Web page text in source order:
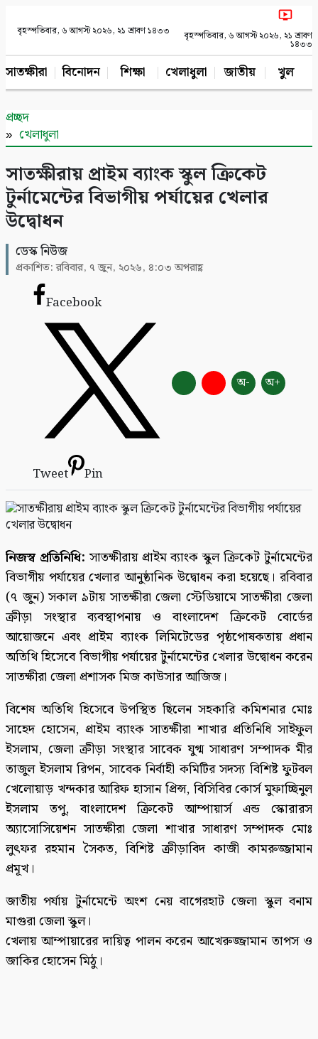
বৃহস্পতিবার, ৬ আগস্ট ২০২৬, ২১ শ্রাবণ ১৪৩৩ বৃহস্পতিবার, ৬ আগস্ট ২০২৬, ২১ শ্রাবণ
১৪৩৩
সাতক্ষীরা বিনোদন শিক্ষা খেলাধুলা জাতীয় খুলনা
প্রচ্ছদ
খেলাধুলা
সাতক্ষীরায় প্রাইম ব্যাংক স্কুল ক্রিকেট
টুর্নামেন্টের বিভাগীয় পর্যায়ের খেলার
উদ্বোধন
ডেস্ক নিউজ
প্রকাশিত: রবিবার, ৭ জুন, ২০২৬, ৪:০৩ অপরাহ্ণ
Facebook
Tweet Pin
অ- অ+
নিজস্ব প্রতিনিধি: সাতক্ষীরায় প্রাইম ব্যাংক স্কুল ক্রিকেট টুর্নামেন্টের
বিভাগীয় পর্যায়ের খেলার আনুষ্ঠানিক উদ্বোধন করা হয়েছে। রবিবার
(৭ জুন) সকাল ৯টায় সাতক্ষীরা জেলা স্টেডিয়ামে সাতক্ষীরা জেলা
ক্রীড়া সংস্থার ব্যবস্থাপনায় ও বাংলাদেশ ক্রিকেট বোর্ডের
আয়োজনে এবং প্রাইম ব্যাংক লিমিটেডের পৃষ্ঠপোষকতায় প্রধান
অতিথি হিসেবে বিভাগীয় পর্যায়ের টুর্নামেন্টের খেলার উদ্বোধন করেন
সাতক্ষীরা জেলা প্রশাসক মিজ কাউসার আজিজ।
বিশেষ অতিথি হিসেবে উপস্থিত ছিলেন সহকারি কমিশনার মোঃ
সাহেদ হোসেন, প্রাইম ব্যাংক সাতক্ষীরা শাখার প্রতিনিধি সাইফুল
ইসলাম, জেলা ক্রীড়া সংস্থার সাবেক যুগ্ম সাধারণ সম্পাদক মীর
তাজুল ইসলাম রিপন, সাবেক নির্বাহী কমিটির সদস্য বিশিষ্ট ফুটবল
খেলোয়াড় খন্দকার আরিফ হাসান প্রিন্স, বিসিবির কোর্স মুফাচ্ছিনুল
ইসলাম তপু, বাংলাদেশ ক্রিকেট আম্পায়ার্স এন্ড স্কোরারস
অ্যাসোসিয়েশন সাতক্ষীরা জেলা শাখার সাধারণ সম্পাদক মোঃ
লুৎফর রহমান সৈকত, বিশিষ্ট ক্রীড়াবিদ কাজী কামরুজ্জামান
প্রমূখ।
জাতীয় পর্যায় টুর্নামেন্টে অংশ নেয় বাগেরহাট জেলা স্কুল বনাম
মাগুরা জেলা স্কুল।
খেলায় আম্পায়ারের দায়িত্ব পালন করেন আখেরুজ্জামান তাপস ও
জাকির হোসেন মিঠু।